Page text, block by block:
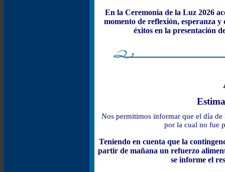
En la Ceremonia de la Luz 2026
momento de reflexión, esperanza
éxitos en la presentación
Nos permitimos informar que el día de
por la cual no fue
Teniendo en cuenta que la
partir de mañana un refuerzo
se informe el